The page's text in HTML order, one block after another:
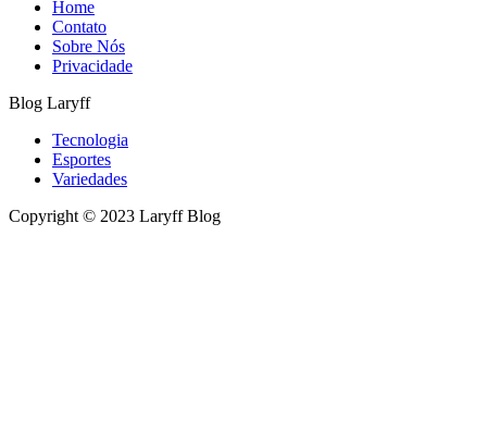
Home
Contato
Sobre Nós
Privacidade
Blog Laryff
Tecnologia
Esportes
Variedades
Copyright © 2023 Laryff Blog